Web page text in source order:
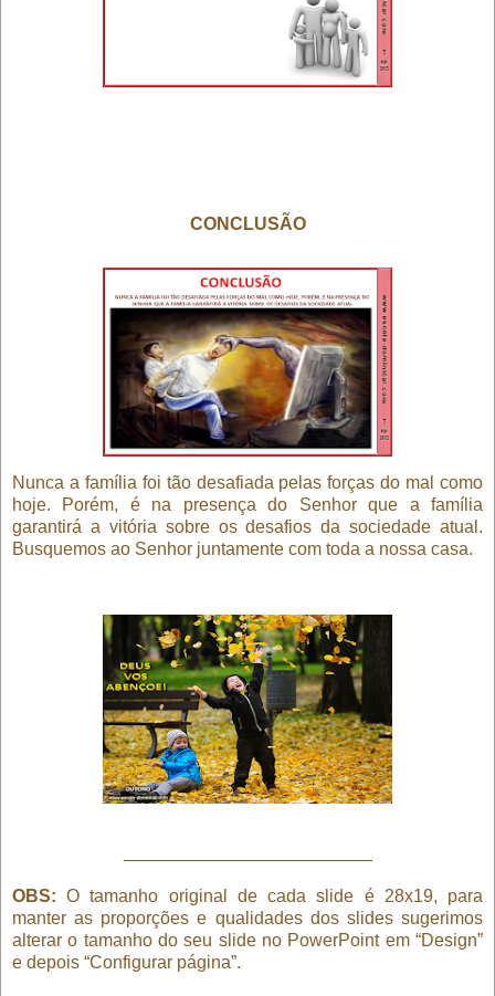
CONCLUSÃO
Nunca a família foi tão desafiada pelas forças do mal como
hoje. Porém, é na presença do Senhor que a família
garantirá a vitória sobre os desafios da sociedade atual.
Busquemos ao Senhor juntamente com toda a nossa casa.
OBS: O tamanho original de cada slide é 28x19, para
manter as proporções e qualidades dos slides sugerimos
alterar o tamanho do seu slide no PowerPoint em “Design”
e depois “Configurar página”.